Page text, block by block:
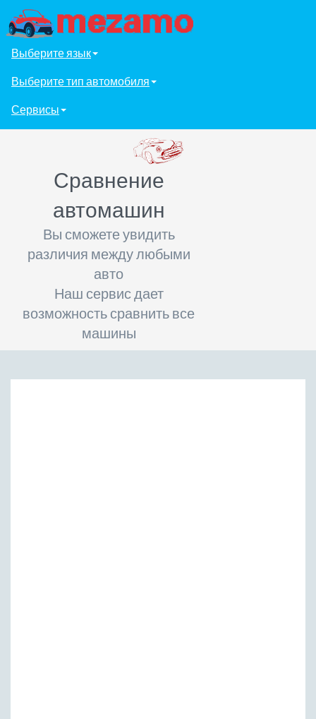
Выберите язык
Выберите тип автомобиля
Сервисы
Сравнение
автомашин
Вы сможете увидить
различия между любыми
авто
Наш сервис дает
возможность сравнить все
машины